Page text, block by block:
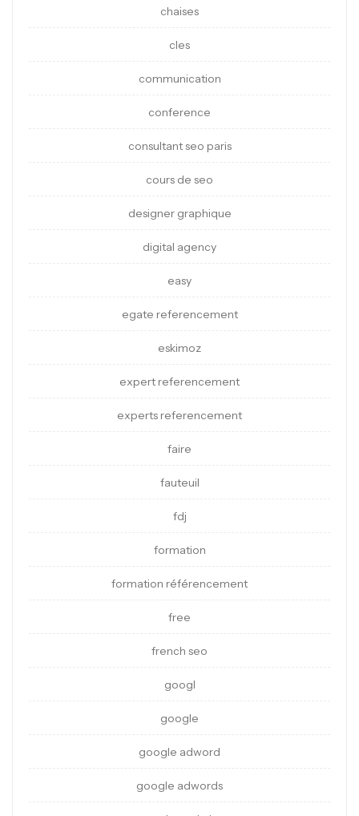
chaises
cles
communication
conference
consultant seo paris
cours de seo
designer graphique
digital agency
easy
egate referencement
eskimoz
expert referencement
experts referencement
faire
fauteuil
fdj
formation
formation référencement
free
french seo
googl
google
google adword
google adwords